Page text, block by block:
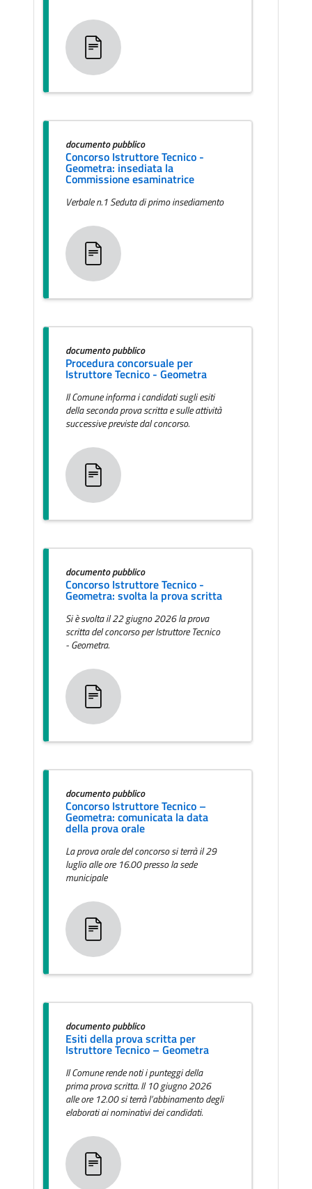
documento pubblico
Concorso Istruttore Tecnico -
Geometra: insediata la
Commissione esaminatrice
Verbale n.1 Seduta di primo insediamento
documento pubblico
Procedura concorsuale per
Istruttore Tecnico - Geometra
Il Comune informa i candidati sugli esiti
della seconda prova scritta e sulle attività
successive previste dal concorso.
documento pubblico
Concorso Istruttore Tecnico -
Geometra: svolta la prova scritta
Si è svolta il 22 giugno 2026 la prova
scritta del concorso per Istruttore Tecnico
- Geometra.
documento pubblico
Concorso Istruttore Tecnico –
Geometra: comunicata la data
della prova orale
La prova orale del concorso si terrà il 29
luglio alle ore 16.00 presso la sede
municipale
documento pubblico
Esiti della prova scritta per
Istruttore Tecnico – Geometra
Il Comune rende noti i punteggi della
prima prova scritta. Il 10 giugno 2026
alle ore 12.00 si terrà l’abbinamento degli
elaborati ai nominativi dei candidati.